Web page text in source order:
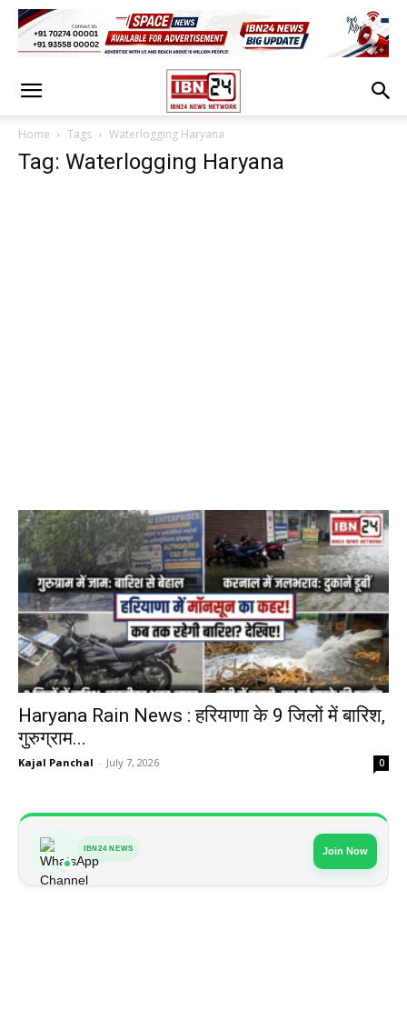
Home Tags Waterlogging Haryana
Tag: Waterlogging Haryana
Haryana Rain News : हरियाणा के 9 जिलों में बारिश,
गुरुग्राम...
Kajal Panchal - July 7, 2026 0
IBN24 NEWS Join Now